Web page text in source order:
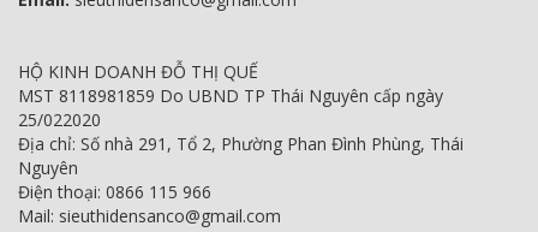
HỘ KINH DOANH ĐỖ THỊ QUẾ
MST 8118981859 Do UBND TP Thái Nguyên cấp ngày
25/022020
Địa chỉ: Số nhà 291, Tổ 2, Phường Phan Đình Phùng, Thái
Nguyên
Điện thoại: 0866 115 966
Mail: sieuthidensanco@gmail.com